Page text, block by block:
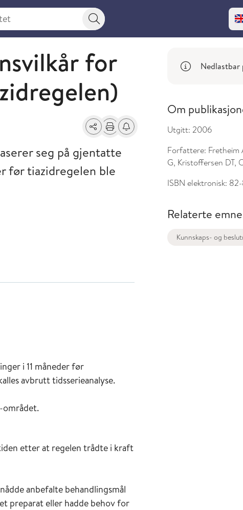
Søkeknapp
for
Del Skriv utFå varsel om endringer
seg på gjentatte
før tiazidregelen ble
i 11 måneder før
avbrutt tidsserieanalyse.
området.
etter at regelen trådte i kraft
anbefalte behandlingsmål
preparat eller hadde behov for
Nedlastbar
Om
Utgitt: 2006
Forfattere: Fretheim
G, Kristoffersen DT,
ISBN elektronisk:
Relaterte
Kunnskaps- og